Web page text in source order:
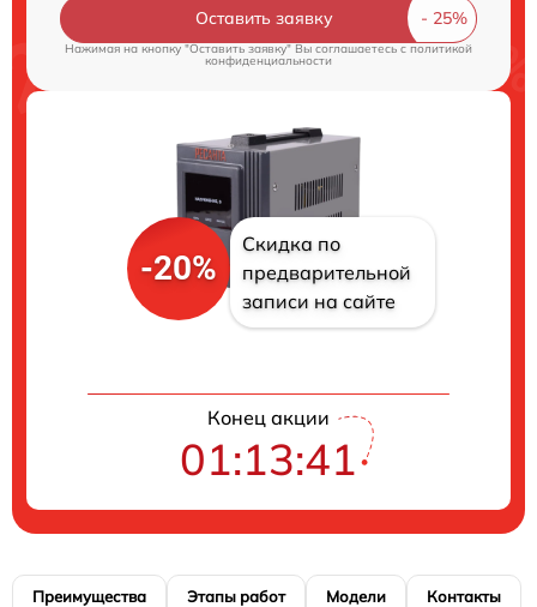
Оставить заявку
Нажимая на кнопку "Оставить заявку" Вы соглашаетесь cполитикой
конфиденциальности
-20%
Скидка по
предварительной
записи на сайте
Конец акции
01:13:40
Преимущества Этапы работ Модели Контакты